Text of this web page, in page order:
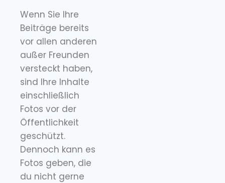
Wenn Sie Ihre
Beiträge bereits
vor allen anderen
außer Freunden
versteckt haben,
sind Ihre Inhalte
einschließlich
Fotos vor der
Öffentlichkeit
geschützt.
Dennoch kann es
Fotos geben, die
du nicht gerne